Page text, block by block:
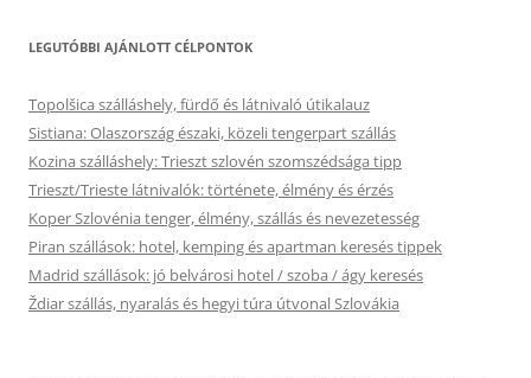
LEGUTÓBBI AJÁNLOTT CÉLPONTOK
Topolšica szálláshely, fürdő és látnivaló útikalauz
Sistiana: Olaszország északi, közeli tengerpart szállás
Kozina szálláshely: Trieszt szlovén szomszédsága tipp
Trieszt/Trieste látnivalók: története, élmény és érzés
Koper Szlovénia tenger, élmény, szállás és nevezetesség
Piran szállások: hotel, kemping és apartman keresés tippek
Madrid szállások: jó belvárosi hotel / szoba / ágy keresés
Ždiar szállás, nyaralás és hegyi túra útvonal Szlovákia